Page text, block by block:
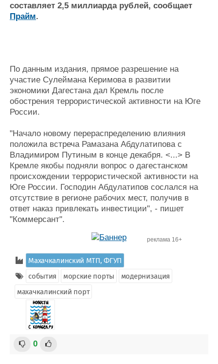
Конференции
Все службы
составляет 2,5 миллиарда рублей, сообщает
Прайм.
По данным издания, прямое разрешение на
участие Сулеймана Керимова в развитии
экономики Дагестана дал Кремль после
обострения террористической активности на Юге
России.
"Начало новому перераспределению влияния
положила встреча Рамазана Абдулатипова с
Владимиром Путиным в конце декабря. <...> В
Кремле якобы подняли вопрос о дагестанском
происхождении террористической активности на
Юге России. Господин Абдулатипов сослался на
отсутствие в регионе рабочих мест, получив в
ответ наказ привлекать инвестиции", - пишет
"Коммерсант".
реклама 16+
Махачкалинский МТП, ФГУП
события
морские порты
модернизация
махачкалинский порт
0